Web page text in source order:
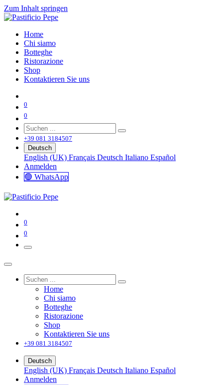
Zum Inhalt springen
Home
Chi siamo
Botteghe
Ristorazione
Shop
Kontaktieren Sie uns
0
0
+39 081 3184507
Deutsch
English (UK) Français Deutsch Italiano Español
Anmelden
🟢 WhatsApp
0
0
Home
Chi siamo
Botteghe
Ristorazione
Shop
Kontaktieren Sie uns
+39 081 3184507
Deutsch
English (UK) Français Deutsch Italiano Español
Anmelden